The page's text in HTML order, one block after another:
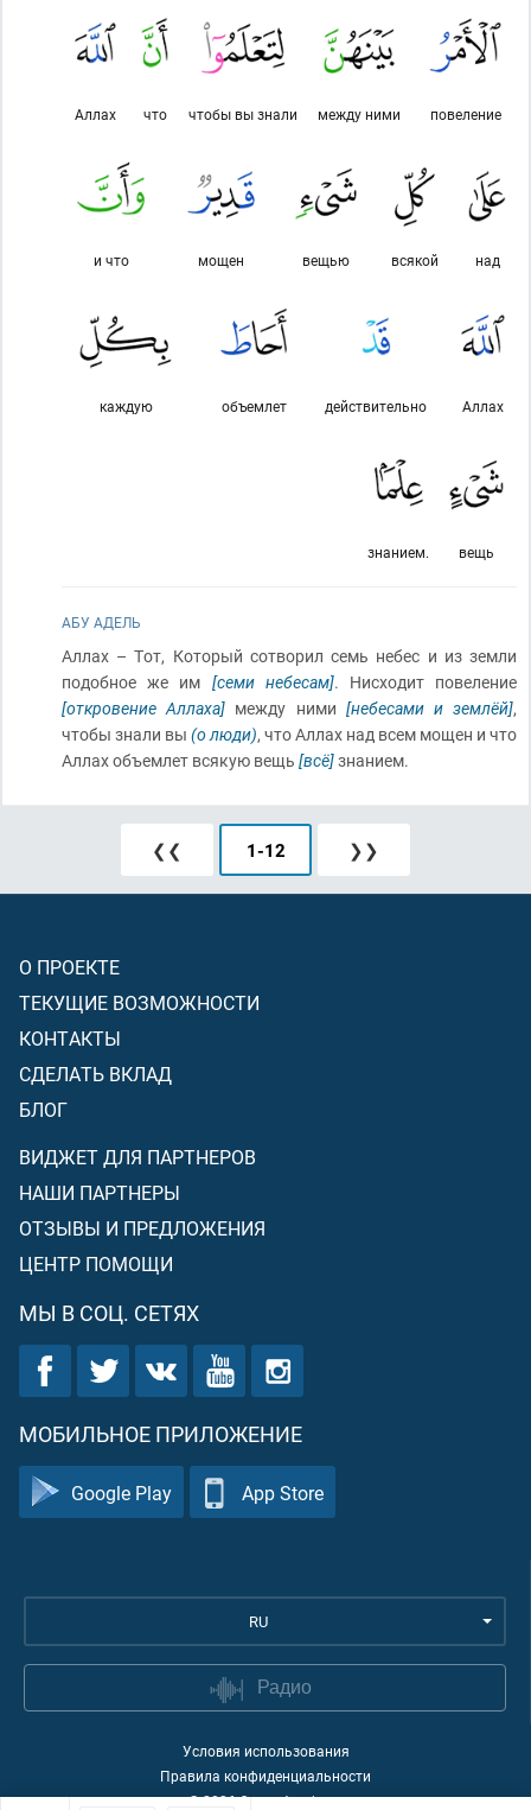
повеление
между ними
чтобы вы знали
что
Аллах
над
всякой
вещью
мощен
и что
Аллах
действительно
объемлет
каждую
вещь
знанием.
АБУ АДЕЛЬ
Аллах – Тот, Который сотворил семь небес и из земли
подобное же им [семи небесам]. Нисходит повеление
[откровение Аллаха] между ними [небесами и землёй],
чтобы знали вы (о люди), что Аллах над всем мощен и что
Аллах объемлет всякую вещь [всё]знанием.
❮❮ 1-12 ❯❯
О ПРОЕКТЕ
ТЕКУЩИЕ ВОЗМОЖНОСТИ
КОНТАКТЫ
СДЕЛАТЬ ВКЛАД
БЛОГ
ВИДЖЕТ ДЛЯ ПАРТНЕРОВ
НАШИ ПАРТНЕРЫ
ОТЗЫВЫ И ПРЕДЛОЖЕНИЯ
ЦЕНТР ПОМОЩИ
МЫ В СОЦ. СЕТЯХ
МОБИЛЬНОЕ ПРИЛОЖЕНИЕ
Google Play App Store
RU
Радио
Условия использования
Правила конфиденциальности
©2026Quran Academy